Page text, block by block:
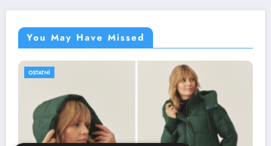
You May Have Missed
OSTATNÍ